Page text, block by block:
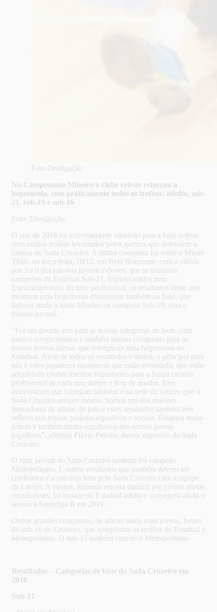
Foto Divulgação
No Campeonato Mineiro o clube celeste reforçou a
hegemonia, com praticamente todos os troféus: adulto, sub-
21, sub-19 e sub-16
Foto: Divulgação
O ano de 2018 foi extremamente vitorioso para a base celeste,
com muitos troféus levantados pelos garotos que defendem a
camisa do Sada Cruzeiro. A última conquista foi sobre o Minas
Tênis, na terça-feira, 18/12, em Belo Horizonte, com a vitória
por 3 a 0 dos talentos juvenis celestes, que se tornaram
campeões do Estadual Sub-21. Impulsionados pelo
Eneacampeonato do time profissional, os resultados deste ano
mostram uma hegemonia cruzeirense também na base, que
faturou ainda o título Mineiro na categoria Sub-19, com o
infanto-juvenil.
“Foi um grande ano para as nossas categorias de base, com
muitos compromissos e também muitas conquistas para os
nossos jovens atletas, que reforçaram uma hegemonia no
Estadual. Além de todos os resultados e títulos, o principal para
nós é estes jogadores mostrarem que estão evoluindo, que estão
adquirindo conhecimentos importantes para a futura carreira
profissional de cada um, dentro e fora de quadra. Eles
demonstram que carregam também essa sede de vencer, que o
Sada Cruzeiro sempre mostra. Somos um dos maiores
formadores de atletas do país e estes resultados também têm
reflexo nos nossos projetos esportivos e sociais. Estamos muito
felizes e também muito orgulhosos dos nossos jovens
jogadores”, afirmou Flávio Pereira, diretor esportivo do Sada
Cruzeiro.
O time juvenil do Sada Cruzeiro também foi campeão
Metropolitano. E outros resultados que também devem ser
celebrados é a parceria feita pelo Sada Cruzeiro com a equipe
de Lavras. A equipe, formada em sua maioria por jovens atletas
cruzeirenses, foi bronze no Estadual adulto e conseguiu ainda o
acesso à Superliga B em 2019.
Outras grandes conquistas, de atletas ainda mais jovens, foram
do sub-16 do Cruzeiro, que conquistou os troféus do Estadual e
Metropolitano. O sub-15 também venceu o Metropolitano.
Resultados – Categorias de base do Sada Cruzeiro em
2018
Sub-21